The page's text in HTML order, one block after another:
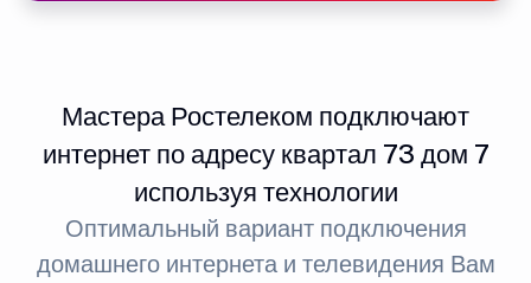
Мастера Ростелеком подключают
интернет по адресу квартал 73 дом 7
используя технологии
Оптимальный вариант подключения
домашнего интернета и телевидения Вам